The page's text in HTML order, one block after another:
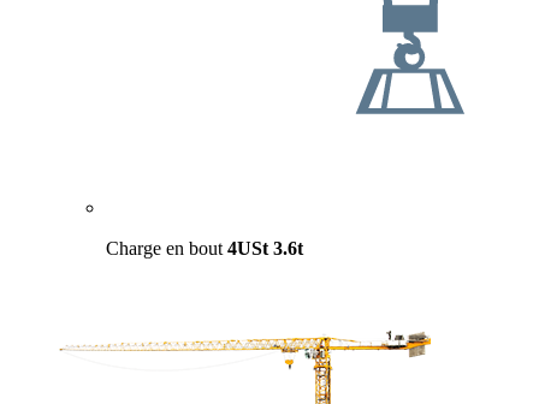
Charge en bout 4USt 3.6t